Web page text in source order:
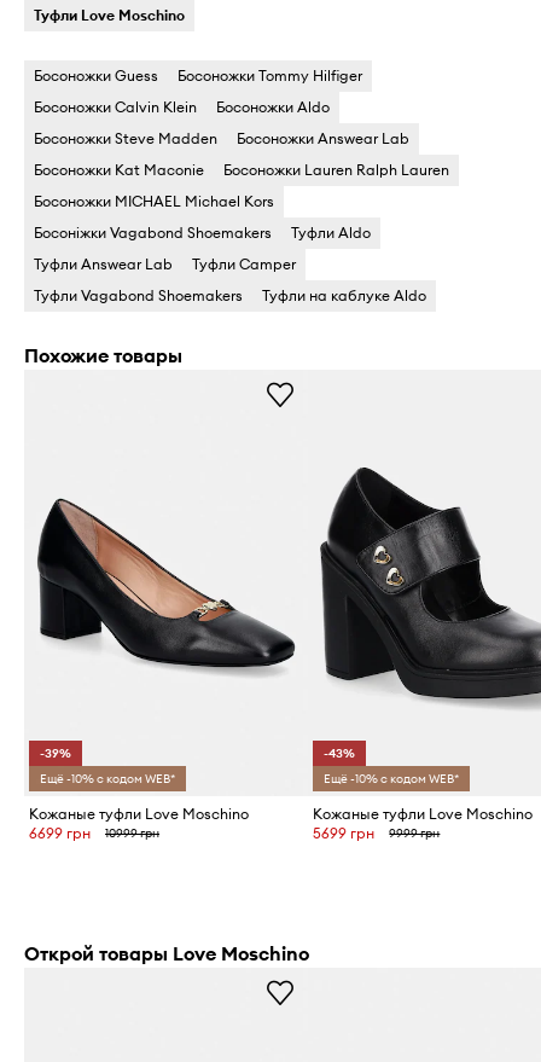
Туфли Love Moschino
Босоножки Guess
Босоножки Tommy Hilfiger
Босоножки Calvin Klein
Босоножки Aldo
Босоножки Steve Madden
Босоножки Answear Lab
Босоножки Kat Maconie
Босоножки Lauren Ralph Lauren
Босоножки MICHAEL Michael Kors
Босоніжки Vagabond Shoemakers
Туфли Aldo
Туфли Answear Lab
Туфли Camper
Туфли Vagabond Shoemakers
Туфли на каблуке Aldo
Похожие товары
-39%
Ещё -10% с кодом WEB*
Кожаные туфли Love Moschino
6699 грн
10999 грн
-43%
Ещё -10% с кодом WEB*
Кожаные туфли Love Moschino
5699 грн
9999 грн
Открой товары Love Moschino